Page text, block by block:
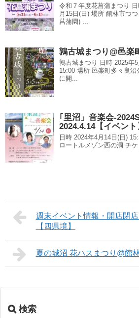
令和７年度花菖蒲まつり
月15日(日) 場所 館林市つ
菖蒲園) ...
鶉古城まつり@邑楽
鶉古城まつり 日時 2025年
15:00 場所 邑楽町多々良沼
に開...
｢里沼」音楽会-
2024.4.14【イベント
日時 2024年4月14日(日)
ロートルメゾン西の洞 チ
週末イベント情報・開店閉
【四県境】
夏の城沼 花ハスまつり@館
検索